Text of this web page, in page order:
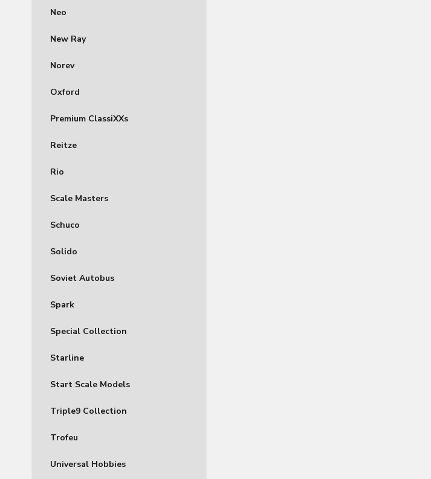
Neo
New Ray
Norev
Oxford
Premium ClassiXXs
Reitze
Rio
Scale Masters
Schuco
Solido
Soviet Autobus
Spark
Special Collection
Starline
Start Scale Models
Triple9 Collection
Trofeu
Universal Hobbies